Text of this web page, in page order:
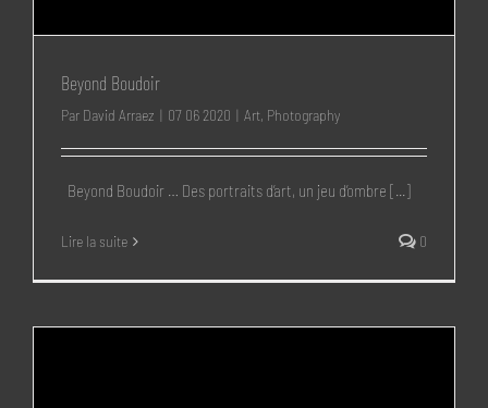
Beyond Boudoir
Par David Arraez | 07 06 2020 | Art, Photography
Beyond Boudoir … Des portraits d’art, un jeu d’ombre [...]
Lire la suite 0